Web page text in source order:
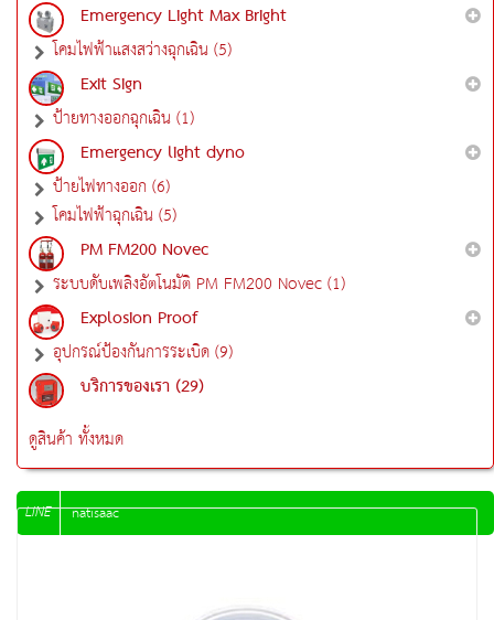
Emergency Light Max Bright
โคมไฟฟ้าแสงสว่างฉุกเฉิน (5)
Exit Sign
ป้ายทางออกฉุกเฉิน (1)
Emergency light dyno
ป้ายไฟทางออก (6)
โคมไฟฟ้าฉุกเฉิน (5)
PM FM200 Novec
ระบบดับเพลิงอัตโนมัติ PM FM200 Novec (1)
Explosion Proof
อุปกรณ์ป้องกันการระเบิด (9)
บริการของเรา (29)
ดูสินค้า ทั้งหมด
LINE natisaac